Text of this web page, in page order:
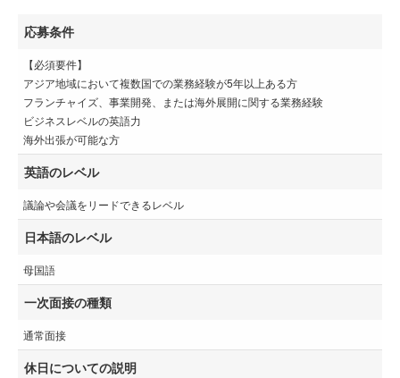
応募条件
【必須要件】
アジア地域において複数国での業務経験が5年以上ある方
フランチャイズ、事業開発、または海外展開に関する業務経験
ビジネスレベルの英語力
海外出張が可能な方
英語のレベル
議論や会議をリードできるレベル
日本語のレベル
母国語
一次面接の種類
通常面接
休日についての説明